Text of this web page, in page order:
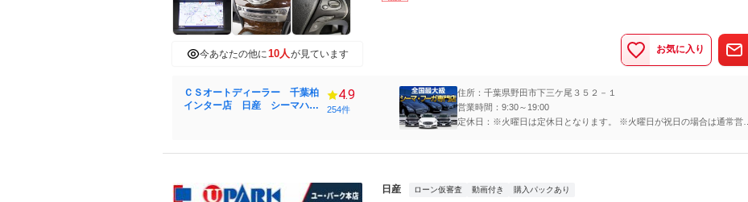
今あなたの他に 10人 が見ています お気に入り
ＣＳオートディーラー 千葉柏
インター店 日産 シーマハイ
4.9
254件
住所：千葉県野田市下三ケ尾３５２－１
営業時間：9:30～19:00
定休日：※火曜日は定休日となります。 ※火曜日が祝日の場合は通常営業
日産 ローン仮審査 動画付き 購入パックあり